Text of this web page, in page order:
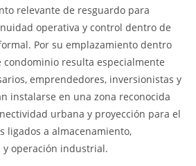
relevante de resguardo para
operativa y control dentro de
Por su emplazamiento dentro
condominio resulta especialmente
emprendedores, inversionistas y
instalarse en una zona reconocida
urbana y proyección para el
ligados a almacenamiento,
operación industrial.